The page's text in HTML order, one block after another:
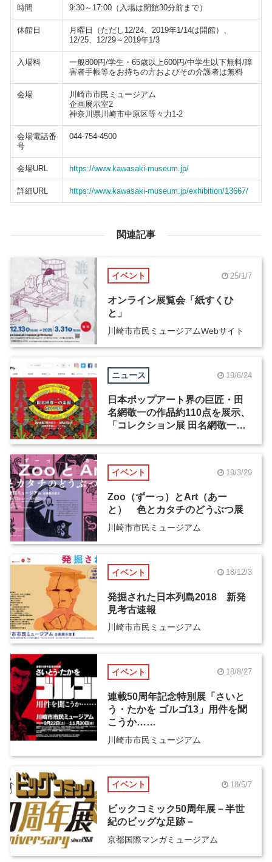
時間 9:30～17:00（入場は閉館30分前まで）
休館日
月曜日（ただし12/24、2019年1/14は開館）、
12/25、12/29～2019年1/3
入場料
一般800円/学生・65歳以上600円/中学生以下無料/障
害者手帳等をお持ちの方およびその介護者は無料
会場
川崎市市民ミュージアム
企画展示室2
神奈川県川崎市中原区等々力1-2
会場電話番
号
044-754-4500
会場URL https://www.kawasaki-museum.jp/
詳細URL https://www.kawasaki-museum.jp/exhibition/13667/
関連記事
イベント 25/1/7
オンライン展覧会「紙すくひ
と」
川崎市市民ミュージアムWebサイト
ニュース 19/6/24
日本ポップアート界の巨匠・田
名網敬一の作品約110点を展示、
「コレクション展 田名網敬一の
イベント 19/3/29
Zoo（ずーっ）とArt（あー
と） 色とカタチのどうぶつ展
川崎市市民ミュージアム
イベント 18/12/3
発掘された日本列島2018 新発
見考古速報
川崎市市民ミュージアム
イベント 18/8/27
連載50周年記念特別展「さいと
う・たかを ゴルゴ13」用件を聞
こうか……
川崎市市民ミュージアム
イベント 18/5/7
ビックコミック50周年展－半世
紀のビッグな足跡－
京都国際マンガミュージアム